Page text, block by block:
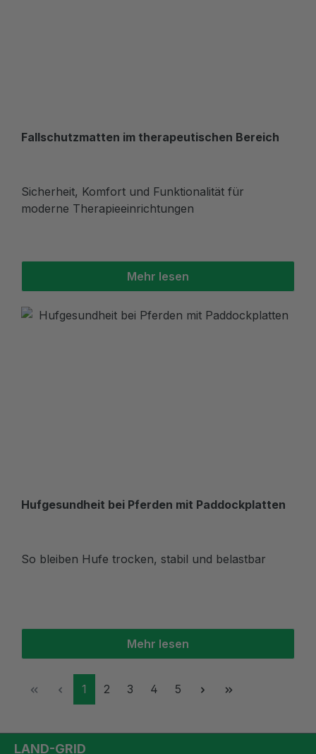
Fallschutzmatten im therapeutischen Bereich
Sicherheit, Komfort und Funktionalität für
moderne Therapieeinrichtungen
Mehr lesen
Hufgesundheit bei Pferden mit Paddockplatten
So bleiben Hufe trocken, stabil und belastbar
Mehr lesen
Seite
1 Seite
2 Seite
3 Seite
4 Seite
5
LAND-GRID